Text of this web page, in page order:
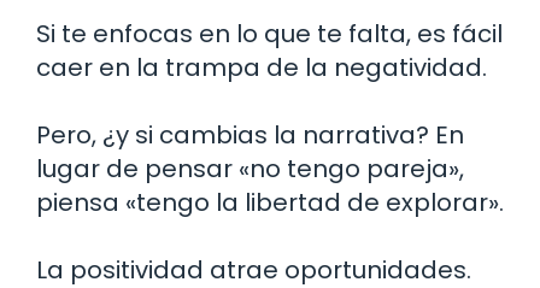
Si te enfocas en lo que te falta, es fácil
caer en la trampa de la negatividad.
Pero, ¿y si cambias la narrativa? En
lugar de pensar «no tengo pareja»,
piensa «tengo la libertad de explorar».
La positividad atrae oportunidades.